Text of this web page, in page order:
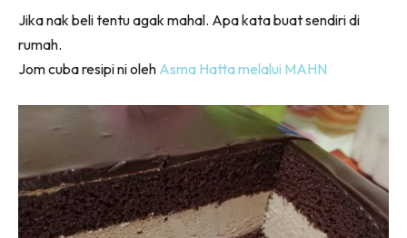
Jika nak beli tentu agak mahal. Apa kata buat sendiri di
rumah.
Jom cuba resipi ni oleh Asma Hatta melalui MAHN